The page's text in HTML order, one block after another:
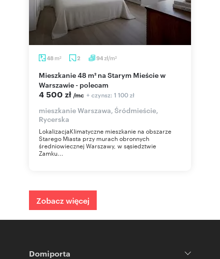
48 m2 2 94zł/m2
Mieszkanie 48 m² na Starym Mieście w
Warszawie - polecam
4 500 zł /mc + czynsz: 1 100 zł
mieszkanie Warszawa, Śródmieście,
Rycerska
LokalizacjaKlimatyczne mieszkanie na obszarze
Starego Miasta przy murach obronnych
średniowiecznej Warszawy, w sąsiedztwie
Zamku...
Zobacz więcej
Domiporta